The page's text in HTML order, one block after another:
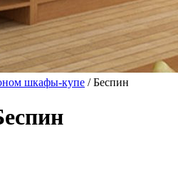
шкафы-купе / Беспин